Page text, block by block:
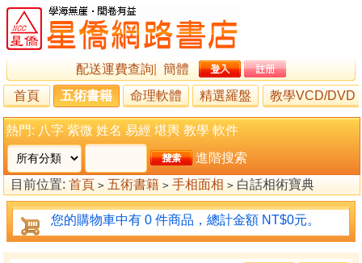
配送運費查詢
簡體
首頁
五術書籍 命理軟體 精選羅盤 教學VCD/DVD
熱門: 八字 紫微 姓名 易經 堪輿 教學 軟件
進階搜索
目前位置: 首頁 > 五術書籍 > 手相面相 > 白話相術寶典
您的購物車中有 0 件商品，總計金額 NT$0元。